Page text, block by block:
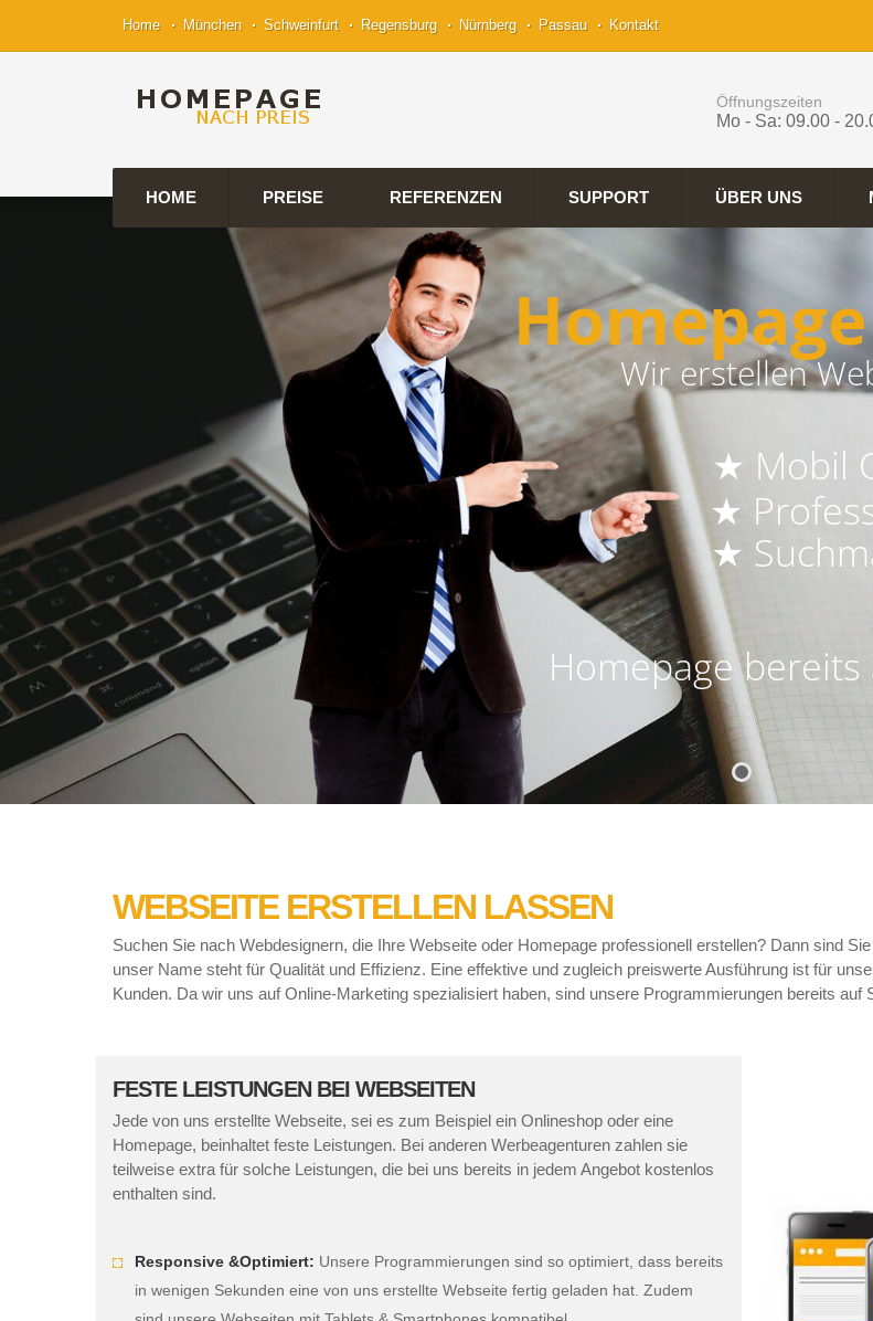
Home München Schweinfurt Regensburg Nürnberg Passau Kontakt
Öffnungszeiten
Mo - Sa: 09.00 -
HOME PREISE REFERENZEN SUPPORT ÜBER UNS
Wir erstellen
★ Mobil
★
★
Homepage bereits
nach Preis .de
WEBSEITE ERSTELLEN LASSEN
Suchen Sie nach Webdesignern, die Ihre Webseite oder Homepage professionell erstellen? Dann sind
unser Name steht für Qualität und Effizienz. Eine effektive und zugleich preiswerte Ausführung ist für
Kunden. Da wir uns auf Online-Marketing spezialisiert haben, sind unsere Programmierungen bereits auf
FESTE LEISTUNGEN BEI WEBSEITEN
Jede von uns erstellte Webseite, sei es zum Beispiel ein Onlineshop oder eine
Homepage, beinhaltet feste Leistungen. Bei anderen Werbeagenturen zahlen sie
teilweise extra für solche Leistungen, die bei uns bereits in jedem Angebot kostenlos
enthalten sind.
Responsive &Optimiert: Unsere Programmierungen sind so optimiert, dass bereits
in wenigen Sekunden eine von uns erstellte Webseite fertig geladen hat. Zudem